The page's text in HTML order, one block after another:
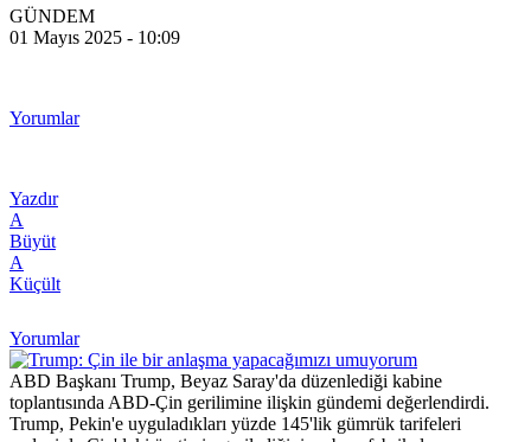
GÜNDEM
01 Mayıs 2025 - 10:09
Yorumlar
Yazdır
A
Büyüt
A
Küçült
Yorumlar
ABD Başkanı Trump, Beyaz Saray'da düzenlediği kabine
toplantısında ABD-Çin gerilimine ilişkin gündemi değerlendirdi.
Trump, Pekin'e uyguladıkları yüzde 145'lik gümrük tarifeleri